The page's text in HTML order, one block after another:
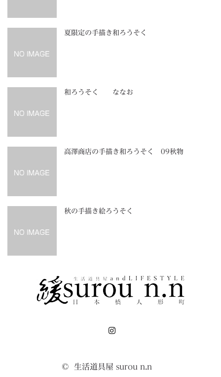
夏限定の手描き和ろうそく
和ろうそく ななお
高澤商店の手描き和ろうそく 09秋物
秋の手描き絵ろうそく
© 生活道具屋 surou n.n